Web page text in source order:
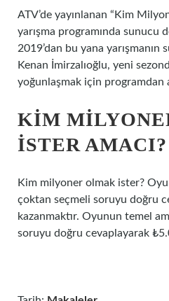
ATV’de yayınlanan “Kim
yarışma programında sunucu
2019’dan bu yana
Kenan İmirzalıoğlu, yeni
yoğunlaşmak için programdan
KIM
İSTER AMACI?
Kim milyoner olmak ister?
çoktan seçmeli soruyu doğru
kazanmaktır. Oyunun temel
soruyu doğru cevaplayarak